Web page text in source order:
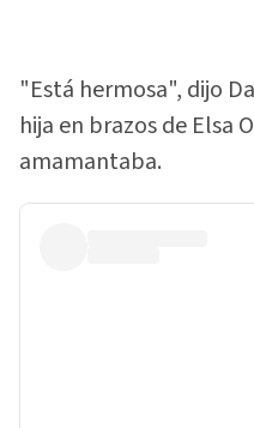
"Está hermosa", dijo
hija en brazos de Elsa
amamantaba.